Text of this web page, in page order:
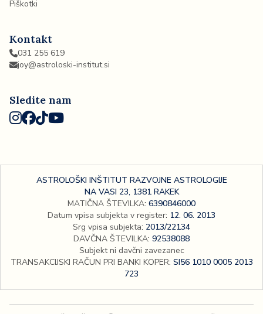
Piškotki
Kontakt
031 255 619
joy@astroloski-institut.si
Sledite nam
ASTROLOŠKI INŠTITUT RAZVOJNE ASTROLOGIJE
NA VASI 23, 1381 RAKEK
MATIČNA ŠTEVILKA: 6390846000
Datum vpisa subjekta v register: 12. 06. 2013
Srg vpisa subjekta: 2013/22134
DAVČNA ŠTEVILKA: 92538088
Subjekt ni davčni zavezanec
TRANSAKCIJSKI RAČUN PRI BANKI KOPER: SI56 1010 0005 2013
723